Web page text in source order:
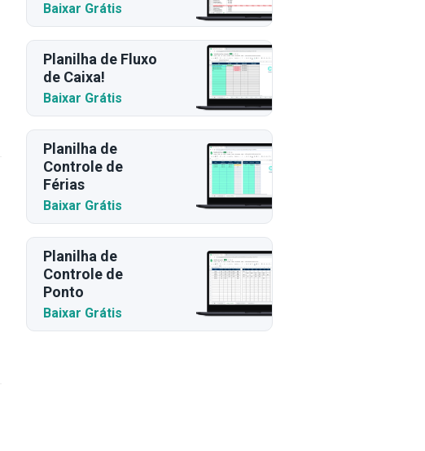
Baixar Grátis
Planilha de Fluxo
de Caixa!
Baixar Grátis
Planilha de
Controle de
Férias
Baixar Grátis
Planilha de
Controle de
Ponto
Baixar Grátis